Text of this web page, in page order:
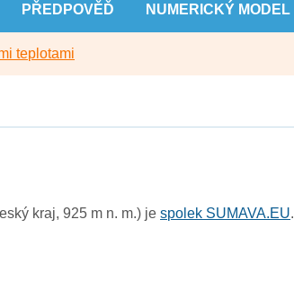
PŘEDPOVĚĎ NUMERICKÝ MODEL
teplotami
kraj, 925 m n. m.) jespolek SUMAVA.EU.